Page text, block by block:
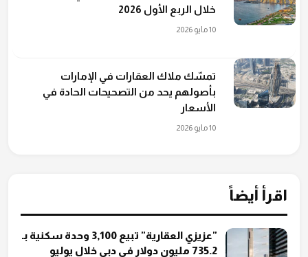
خلال الربع الأول 2026
10 مايو 2026
تمسّك ملاك العقارات في الإمارات
بأصولهم يحد من التصحيحات الحادة في
الأسعار
10 مايو 2026
اقرأ أيضاً
"عزيزي العقارية" تبيع 3,100 وحدة سكنية بـ
735.2 مليون دولار في دبي خلال يوليو